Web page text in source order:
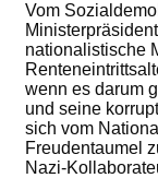
Vom
nationalistische
wenn es darum
und seine
sich vom
Freudentaumel
Nazi-